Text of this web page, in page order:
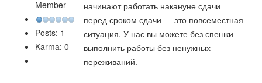
Member
Posts: 1
Karma: 0
начинают работать накануне сдачи
перед сроком сдачи — это повсеместная
ситуация. У нас вы можете без спешки
выполнить работы без ненужных
переживаний.